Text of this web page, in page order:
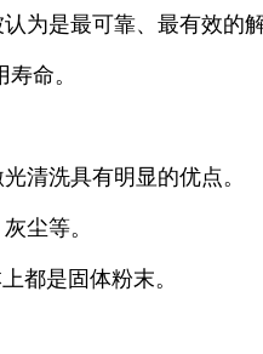
为是最可靠、最有效的解
命。
清洗具有明显的优点。
尘等。
都是固体粉末。